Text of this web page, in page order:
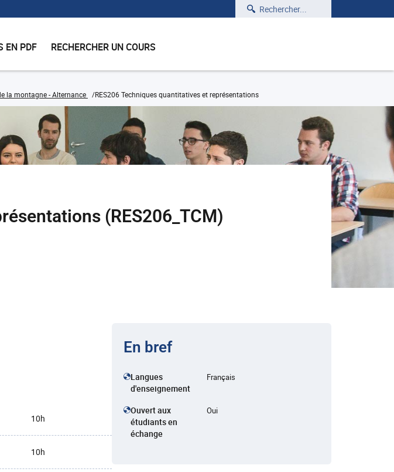
Rechercher
EN PDF RECHERCHER UN COURS
la montagne - Alternance
RES206 Techniques quantitatives et représentations
(RES206_TCM)
10h
10h
En bref
Langues
d'enseignement
Français
Ouvert aux
étudiants en
échange
Oui